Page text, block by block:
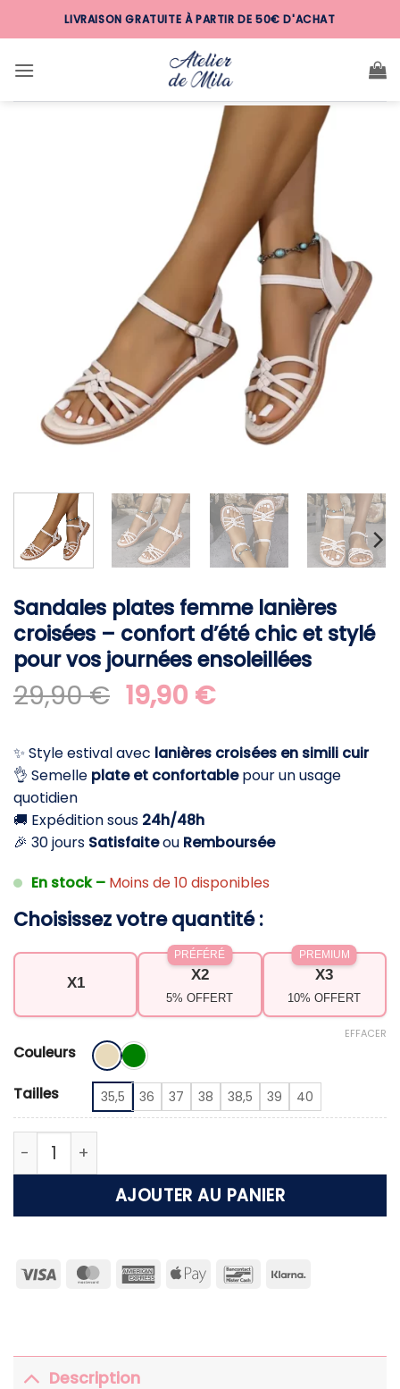
LIVRAISON GRATUITE À PARTIR DE 50€ D'ACHAT
Sandales plates femme lanières
croisées – confort d’été chic et stylé
pour vos journées ensoleillées
29,90€ Le
prix
initial
était :
19,90 €Le
actuel
est :
19,90 €.
✨ Style estival avec lanières croisées en simili cuir
👌 Semelle plate et confortablepour un usage
quotidien
🚚 Expédition sous 24h/48h
🎉 30 jours Satisfaiteou Remboursée
En stock – Moins de 10 disponibles
Choisissez votre quantité :
X1 X2
5% OFFERT
PRÉFÉRÉ
X3
10% OFFERT
PREMIUM
Couleurs
Tailles 35,5 36 37 38 38,5 39 40
EFFACER
quantité de Sandales plates femme lanières
AJOUTER AU PANIER
Visa MasterCardAmericanApple
Bancontact
Klarna
Description